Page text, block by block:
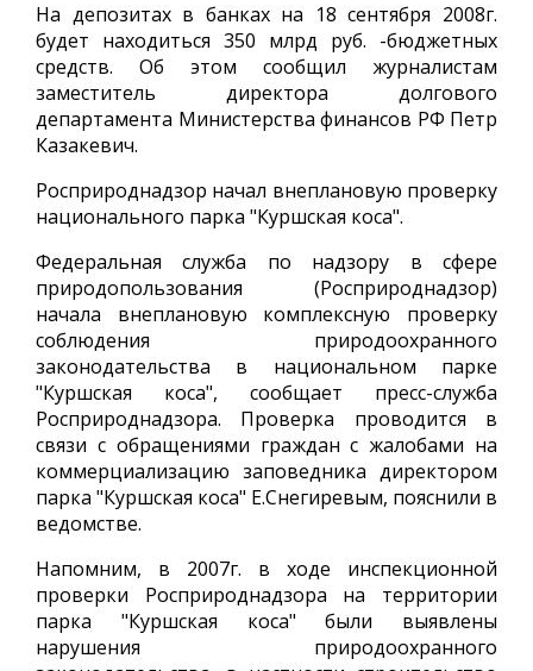
На депозитах в банках на 18 сентября 2008г.
будет находиться 350 млрд руб. -бюджетных
средств. Об этом сообщил журналистам
заместитель директора долгового
департамента Министерства финансов РФ Петр
Казакевич.
Росприроднадзор начал внеплановую проверку
национального парка "Куршская коса".
Федеральная служба по надзору в сфере
природопользования (Росприроднадзор)
начала внеплановую комплексную проверку
соблюдения природоохранного
законодательства в национальном парке
"Куршская коса", сообщает пресс-служба
Росприроднадзора. Проверка проводится в
связи с обращениями граждан с жалобами на
коммерциализацию заповедника директором
парка "Куршская коса" Е.Снегиревым, пояснили в
ведомстве.
Напомним, в 2007г. в ходе инспекционной
проверки Росприроднадзора на территории
парка "Куршская коса" были выявлены
нарушения природоохранного